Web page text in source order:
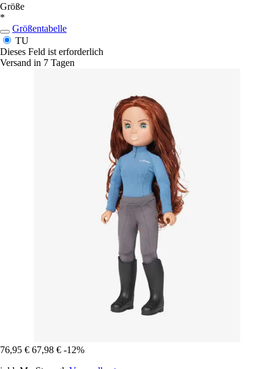
Größe
*
Größentabelle
TU
Dieses Feld ist erforderlich
Versand in 7 Tagen
76,95 € 67,98 € -12%